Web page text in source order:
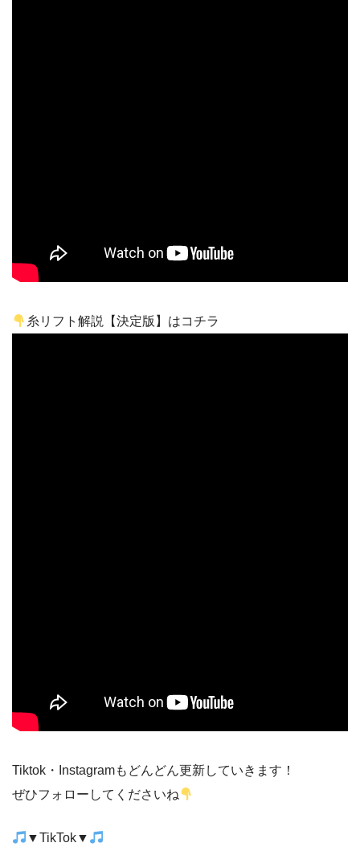
糸リフト解説【決定版】はコチラ
Tiktok・Instagramもどんどん更新していきます！
ぜひフォローしてくださいね
▼TikTok▼